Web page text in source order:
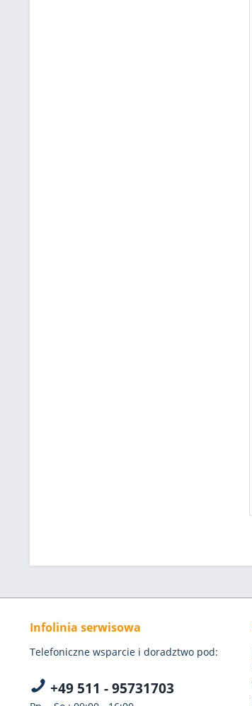
Infolinia serwisowa
Telefoniczne wsparcie i doradztwo pod:
+49 511 - 95731703